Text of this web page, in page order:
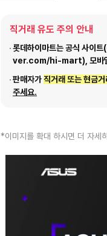
직거래 유도 주의 안내
롯데하이마트는 공식 사
ver.com/hi-mart), 모바일
판매자가직거래 또는 현금
주세요.
*이미지를 확대 하시면 더 자세